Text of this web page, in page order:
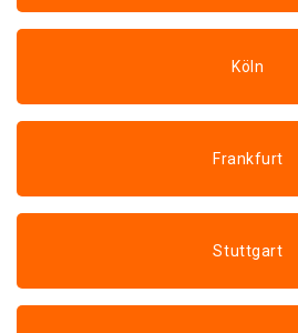
Köln
Frankfurt
Stuttgart